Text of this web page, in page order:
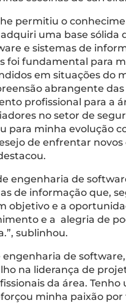
permitiu o
uma base
e sistemas de
foi fundamental para
em situações do
abrangente
profissional para a
no setor de
para minha evolução
de enfrentar novos
engenharia de
de informação que,
objetivo e a
e a alegria de
sublinhou.
de
na liderança de
da área.
minha paixão